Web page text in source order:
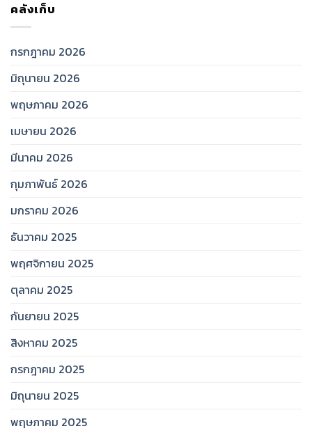
คลังเก็บ
กรกฎาคม 2026
มิถุนายน 2026
พฤษภาคม 2026
เมษายน 2026
มีนาคม 2026
กุมภาพันธ์ 2026
มกราคม 2026
ธันวาคม 2025
พฤศจิกายน 2025
ตุลาคม 2025
กันยายน 2025
สิงหาคม 2025
กรกฎาคม 2025
มิถุนายน 2025
พฤษภาคม 2025